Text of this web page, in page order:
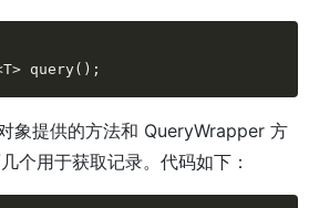
query();
象提供的方法和 QueryWrapper 方
个用于获取记录。代码如下：